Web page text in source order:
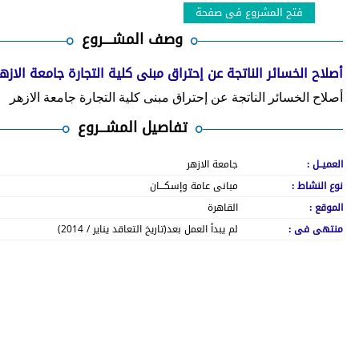
فتح المشروع فى صفحة
وصف المشــــروع
أصلاح الخسائر الناتجة عن إحتراق مبنى كلية التجارة جامعة
أصلاح الخسائر الناتجة عن إحتراق مبنى كلية التجارة جامعة الازهر
تفاصيل المشـــروع
العميــل :
جامعة الازهر
نوع النشاط :
مبانى عامة وإسكـــان
الموقع :
القاهرة
منتهى فى :
لم يبدأ العمل بعد(تاريخ التعاقد يناير / 2014)